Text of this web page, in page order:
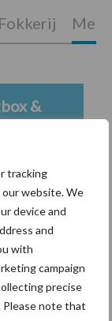
tracking
website. We
device and
and
with
campaign
precise
Please note that
nieuws
Fokkerij
&